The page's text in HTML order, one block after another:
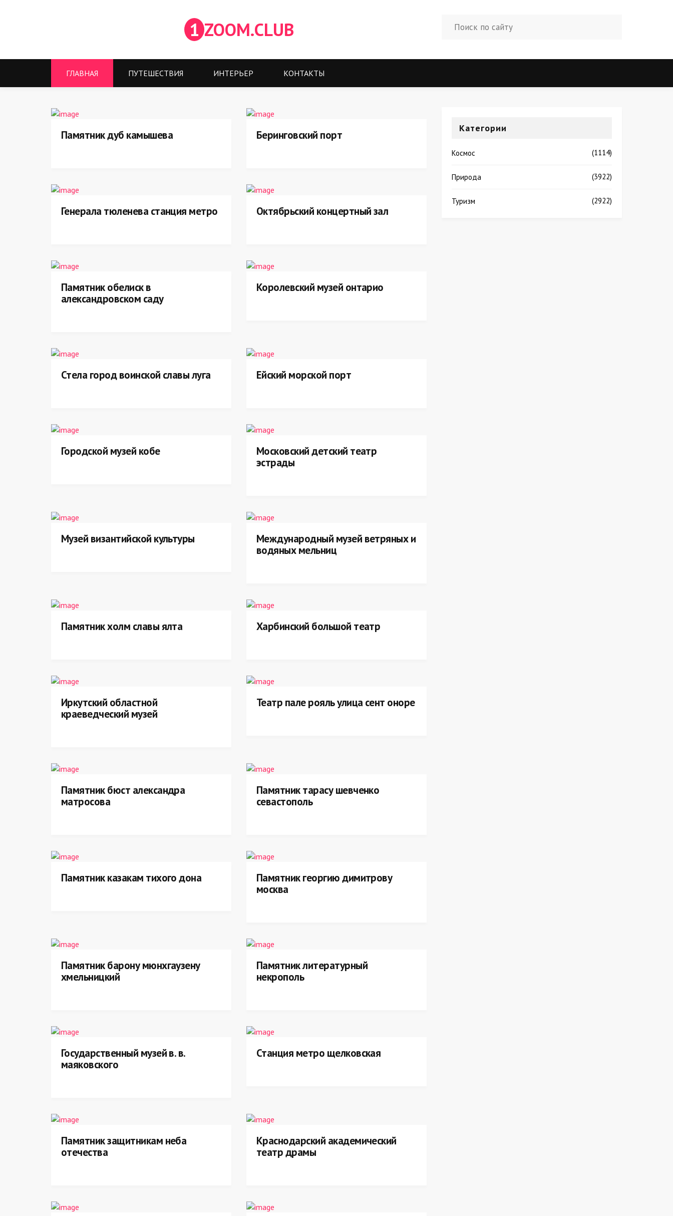
1 ZOOM.CLUB
ГЛАВНАЯ ПУТЕШЕСТВИЯ ИНТЕРЬЕР КОНТАКТЫ
Памятник дуб камышева Беринговский порт
Генерала тюленева станция метро Октябрьский концертный зал
Памятник обелиск в
александровском саду
Королевский музей онтарио
Стела город воинской славы луга Ейский морской порт
Городской музей кобе
Московский детский театр
эстрады
Музей византийской культуры
Международный музей ветряных и
водяных мельниц
Памятник холм славы ялта Харбинский большой театр
Иркутский областной
краеведческий музей
Театр пале рояль улица сент оноре
Памятник бюст александра
матросова
Памятник тарасу шевченко
севастополь
Памятник казакам тихого дона
Памятник георгию димитрову
москва
Памятник барону мюнхгаузену
хмельницкий
Памятник литературный
некрополь
Государственный музей в. в.
маяковского
Станция метро щелковская
Памятник защитникам неба
отечества
Краснодарский академический
театр драмы
Категории
Космос (1114)
Природа (3922)
Туризм (2922)